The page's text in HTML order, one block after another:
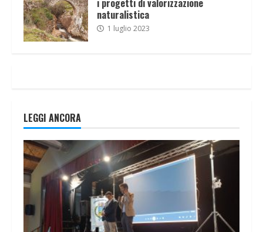
i progetti di valorizzazione
naturalistica
1 luglio 2023
LEGGI ANCORA